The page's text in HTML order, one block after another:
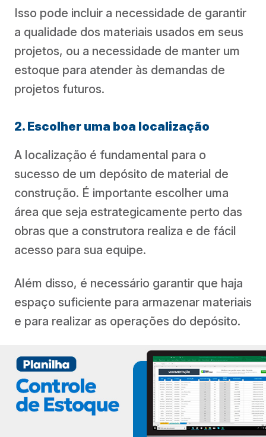
Isso pode incluir a necessidade de garantir
a qualidade dos materiais usados em seus
projetos, ou a necessidade de manter um
estoque para atender às demandas de
projetos futuros.
2. Escolher uma boa localização
A localização é fundamental para o
sucesso de um depósito de material de
construção. É importante escolher uma
área que seja estrategicamente perto das
obras que a construtora realiza e de fácil
acesso para sua equipe.
Além disso, é necessário garantir que haja
espaço suficiente para armazenar materiais
e para realizar as operações do depósito.